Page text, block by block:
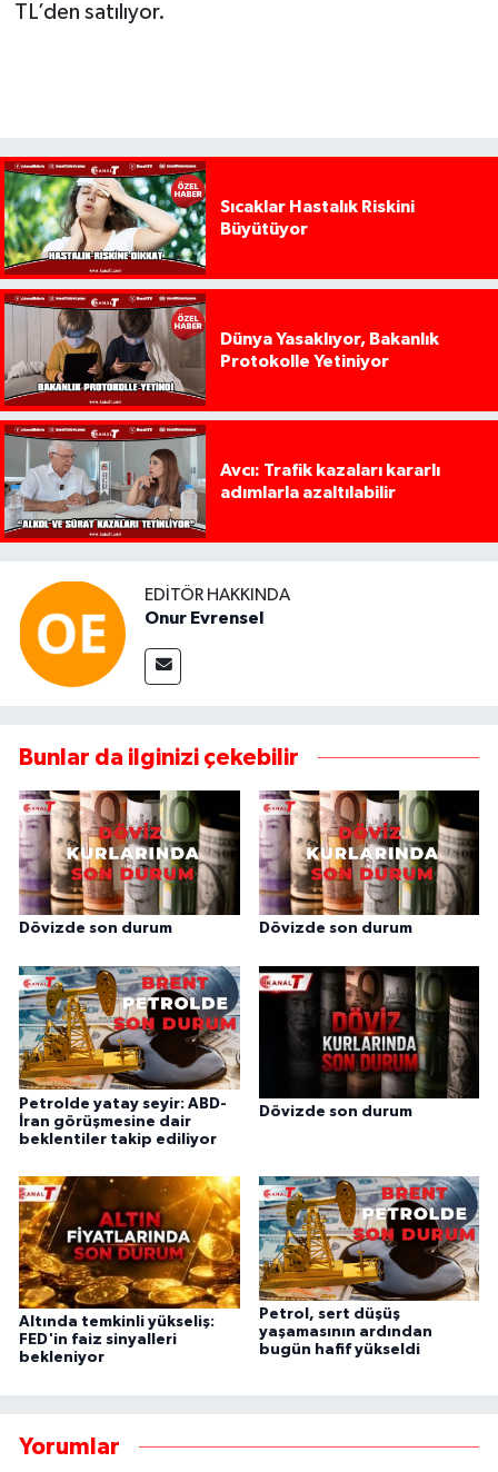
TL’den satılıyor.
Sıcaklar Hastalık Riskini
Büyütüyor
Dünya Yasaklıyor, Bakanlık
Protokolle Yetiniyor
Avcı: Trafik kazaları kararlı
adımlarla azaltılabilir
EDITÖR HAKKINDA
Onur Evrensel
Bunlar da ilginizi çekebilir
Dövizde son durum Dövizde son durum
Petrolde yatay seyir: ABD-
İran görüşmesine dair
beklentiler takip ediliyor
Dövizde son durum
Altında temkinli yükseliş:
FED'in faiz sinyalleri
bekleniyor
Petrol, sert düşüş
yaşamasının ardından
bugün hafif yükseldi
Yorumlar